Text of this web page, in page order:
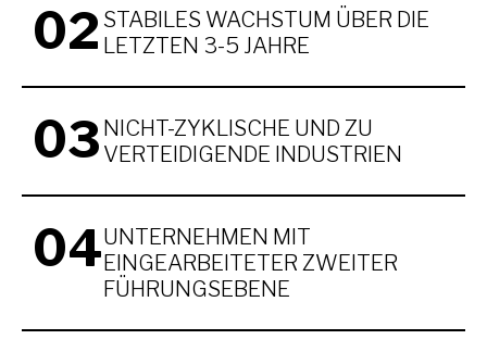
02 STABILES WACHSTUM ÜBER DIE
LETZTEN 3-5 JAHRE
03 NICHT-ZYKLISCHE UND ZU
VERTEIDIGENDE INDUSTRIEN
04UNTERNEHMEN MIT
EINGEARBEITETER ZWEITER
FÜHRUNGSEBENE